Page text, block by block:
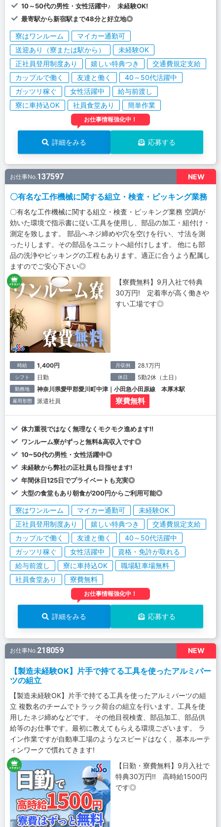
10～50代の男性・女性活躍中♪ 未経験OK!
最寄駅から新宿駅まで48分と好立地◎
寮はワンルーム
マイカー通勤可
送迎あり（寮または駅から）
未経験OK
正社員登用制度あり
嬉しい特典つき
交通費規定支給
カップルで働く
友達と働く
40～50代活躍中
ガッツリ稼ぐ
女性活躍中
給与前渡し
寮に車持込OK
社員食堂あり 簡単作業
お仕事情報強化中！
詳細をみる 応募する
NEW
お仕事No.137597
〇有名な工作機械に関する組立・検査・ピッキング業務
〇有名な工作機械に関する組立・検査・ピッキング業務 空調が
効いた環境で指示書に従い工具を使用し、部品の加工・組付け・
測定を致します。 部品へネジ締めや穴を空けを行い、寸法を測
ったりします。その部品をユニットへ組付けします。 他にも部
品の洗浄やピッキングの工程もあります。適正に合うよう配属し
ますのでご安心下さい◎
【寮費無料】9月入社で特典
30万円! 定着率が高く働きや
すい工場です◎
時給 1,400円 月収例 28.1万円
シフト 日勤 休日 5勤2休（土日）
勤務地 神奈川県愛甲郡愛川町中津｜小田急小田原線 本厚木駅
雇用形態 派遣社員 寮費無料
体力重視ではなく無理なくモクモク進めます!!
ワンルーム寮がずっと無料&高収入です◎
10~50代の男性・女性活躍中◎
未経験から弊社の正社員も目指せます!
年間休日125日でプライベートも充実◎
大型の食堂もあり朝食が200円からご利用可能◎
寮はワンルーム マイカー通勤可
未経験OK
正社員登用制度あり
嬉しい特典つき
交通費規定支給
カップルで働く
友達と働く
40～50代活躍中
ガッツリ稼ぐ
女性活躍中
資格・免許が取れる
給与前渡し
寮に車持込OK
職場駐車場無料
社員食堂あり
寮費無料
お仕事情報強化中！
詳細をみる 応募する
NEW
お仕事No.218059
【製造未経験OK】片手で持てる工具を使ったアルミパー
ツの組立
【製造未経験OK】片手で持てる工具を使ったアルミパーツの組
立 複数名のチームでトラック荷台の組立を行います。工具を使
用したネジ締めなどです。 その他目視検査、部品加工、部品供
給等のお仕事です。最初に教えてもらえる環境ございます。 ラ
イン作業ですが自動車工場のようなスピードはなく、基本ルーテ
ィンワークで慣れてきます!
【日勤・寮費無料】9月入社で
特典30万円!! 高時給1500円
です◎